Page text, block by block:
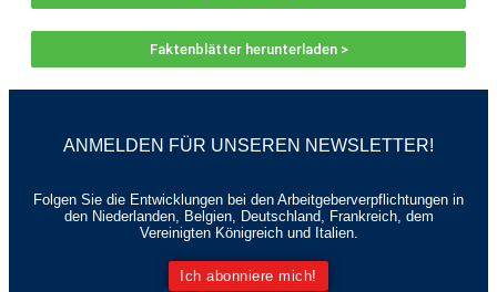
Faktenblätter herunterladen >
ANMELDEN FÜR UNSEREN NEWSLETTER!
Folgen Sie die Entwicklungen bei den Arbeitgeberverpflichtungen in
den Niederlanden, Belgien, Deutschland, Frankreich, dem
Vereinigten Königreich und Italien.
Ich abonniere mich!